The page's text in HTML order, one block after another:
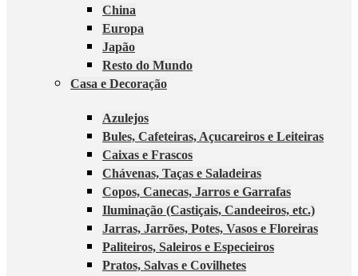
China
Europa
Japão
Resto do Mundo
Casa e Decoração
Azulejos
Bules, Cafeteiras, Açucareiros e Leiteiras
Caixas e Frascos
Chávenas, Taças e Saladeiras
Copos, Canecas, Jarros e Garrafas
Iluminação (Castiçais, Candeeiros, etc.)
Jarras, Jarrões, Potes, Vasos e Floreiras
Paliteiros, Saleiros e Especieiros
Pratos, Salvas e Covilhetes